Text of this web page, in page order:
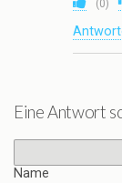
(0)
Eine Antwort
Name